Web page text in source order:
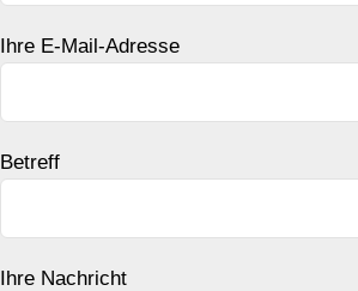
Ihre E-Mail-Adresse
Betreff
Ihre Nachricht